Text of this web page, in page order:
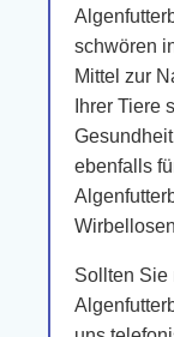
schwören
Mittel zur
Ihrer Tiere
ebenfalls
Sollten Sie